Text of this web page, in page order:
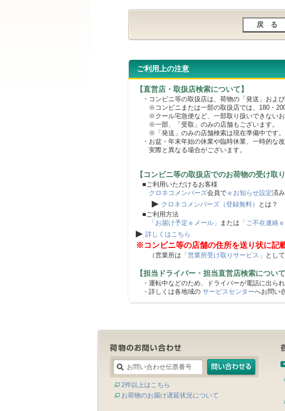
ご利用上の注意
【直営店・取扱店検索について】
・コンビニ等の取扱店は、荷物の「発送」およ
※コンビニまたは一部の取扱店では、180・200
※クール宅急便など、一部取り扱いできないお
※一部、「受取」のみの店舗もございます。
※「発送」のみの店舗検索は現在準備中です。
・お盆・年末年始の休業や臨時休業、一時的な
実際と異なる場合がございます。
【コンビニ等の取扱店でのお荷物の受け取
■ご利用いただけるお客様
クロネコメンバーズ会員で ｅお知らせ設定済
▶ クロネコメンバーズ（登録無料）
とは？
■ご利用方法
「お届け予定ｅメール」 または 「ご不在連絡
▶ 詳しくはこちら
※コンビニ等の店舗の住所を送り状に記
（営業所は 「営業所受け取りサービス」 とし
【担当ドライバー・担当直営店検索について
・運転中などのため、ドライバーが電話に出られ
・詳しくは各地域の サービスセンターへお問い
2件以上はこちら
お荷物のお届け遅延状況について